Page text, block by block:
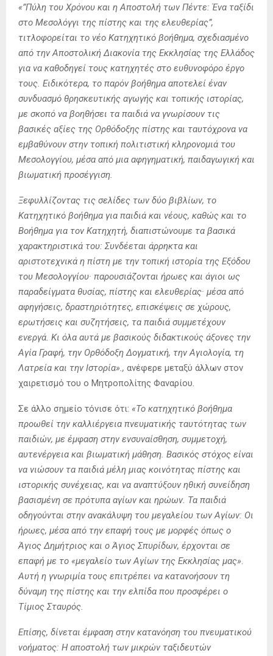
«”Πύλη του Χρόνου και η Αποστολή των Πέντε: Ένα ταξίδι
στο Μεσολόγγι της πίστης και της ελευθερίας”,
τιτλοφορείται το νέο Κατηχητικό βοήθημα, σχεδιασμένο
από την Αποστολική Διακονία της Εκκλησίας της Ελλάδος
για να καθοδηγεί τους κατηχητές στο ευθυνοφόρο έργο
τους. Ειδικότερα, το παρόν βοήθημα αποτελεί έναν
συνδυασμό θρησκευτικής αγωγής και τοπικής ιστορίας,
με σκοπό να βοηθήσει τα παιδιά να γνωρίσουν τις
βασικές αξίες της Ορθόδοξης πίστης και ταυτόχρονα να
εμβαθύνουν στην τοπική πολιτιστική κληρονομιά του
Μεσολογγίου, μέσα από μια αφηγηματική, παιδαγωγική και
βιωματική προσέγγιση.
Ξεφυλλίζοντας τις σελίδες των δύο βιβλίων, το
Κατηχητικό βοήθημα για παιδιά και νέους, καθώς και το
Βοήθημα για τον Κατηχητή, διαπιστώνουμε τα βασικά
χαρακτηριστικά του: Συνδέεται άρρηκτα και
αριστοτεχνικά η πίστη με την τοπική ιστορία της Εξόδου
του Μεσολογγίου· παρουσιάζονται ήρωες και άγιοι ως
παραδείγματα θυσίας, πίστης και ελευθερίας· μέσα από
αφηγήσεις, δραστηριότητες, επισκέψεις σε χώρους,
ερωτήσεις και συζητήσεις, τα παιδιά συμμετέχουν
ενεργά. Κι όλα αυτά με βασικούς διδακτικούς άξονες την
Αγία Γραφή, την Ορθόδοξη Δογματική, την Αγιολογία, τη
Λατρεία και την Ιστορία»., ανέφερε μεταξύ άλλων στον
χαιρετισμό του ο Μητροπολίτης Φαναρίου.
Σε άλλο σημείο τόνισε ότι: «Το κατηχητικό βοήθημα
προωθεί την καλλιέργεια πνευματικής ταυτότητας των
παιδιών, με έμφαση στην ενσυναίσθηση, συμμετοχή,
αυτενέργεια και βιωματική μάθηση. Βασικός στόχος είναι
να νιώσουν τα παιδιά μέλη μιας κοινότητας πίστης και
ιστορικής συνέχειας, και να αναπτύξουν ηθική συνείδηση
βασισμένη σε πρότυπα αγίων και ηρώων. Τα παιδιά
οδηγούνται στην ανακάλυψη του μεγαλείου των Αγίων: Οι
ήρωες, μέσα από την επαφή τους με μορφές όπως ο
Άγιος Δημήτριος και ο Άγιος Σπυρίδων, έρχονται σε
επαφή με το «μεγαλείο των Αγίων της Εκκλησίας μας»
Αυτή η γνωριμία τους επιτρέπει να κατανοήσουν τη
δύναμη της πίστης και την ελπίδα που προσφέρει ο
Τίμιος Σταυρός.
Επίσης, δίνεται έμφαση στην κατανόηση του πνευματικού
νοήματος: Η αποστολή των μικρών ταξιδευτών